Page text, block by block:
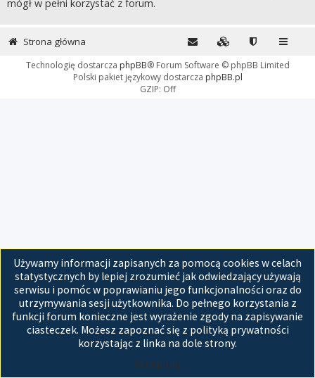
mógł w pełni korzystać z forum.
Używamy informacji zapisanych za pomocą cookies w celach
statystycznych by lepiej zrozumieć jak odwiedzający używają
serwisu i pomóc w poprawianiu jego funkcjonalności oraz do
utrzymywania sesji użytkownika. Do pełnego korzystania z
funkcji forum konieczne jest wyrażenie zgody na zapisywanie
ciasteczek. Możesz zapoznać się z polityką prywatności
korzystając z linka na dole strony.
Akceptuję
Strona główna
Technologię dostarcza phpBB® Forum Software © phpBB Limited
Polski pakiet językowy dostarcza phpBB.pl
GZIP: Off